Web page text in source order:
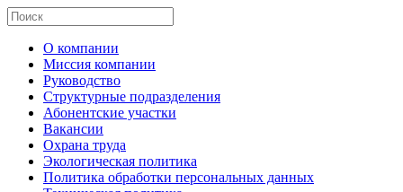
О компании
Миссия компании
Руководство
Структурные подразделения
Абонентские участки
Вакансии
Охрана труда
Экологическая политика
Политика обработки персональных данных